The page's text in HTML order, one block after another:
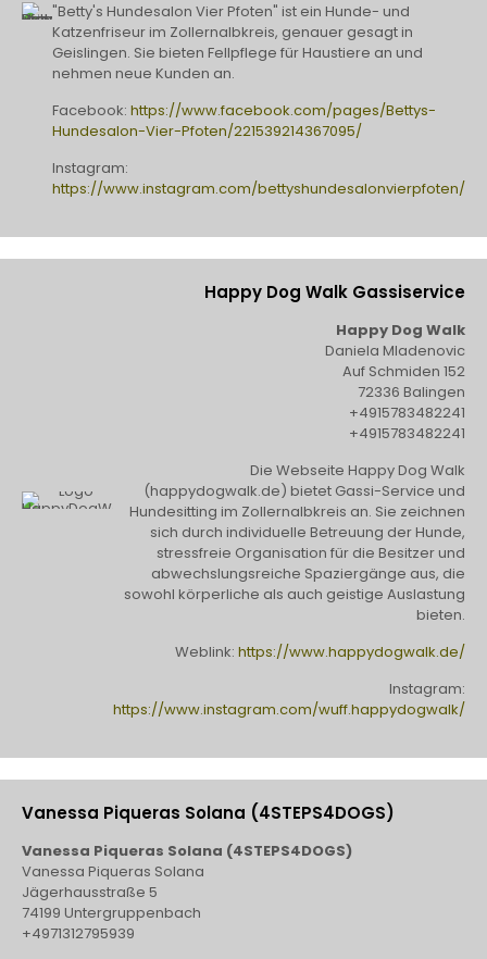
"Betty's Hundesalon Vier Pfoten" ist ein Hunde- und
Katzenfriseur im Zollernalbkreis, genauer gesagt in
Geislingen. Sie bieten Fellpflege für Haustiere an und
nehmen neue Kunden an.
Facebook: https://www.facebook.com/pages/Bettys-
Hundesalon-Vier-Pfoten/221539214367095/
Instagram:
https://www.instagram.com/bettyshundesalonvierpfoten/
Happy Dog Walk Gassiservice
Happy Dog Walk
Daniela Mladenovic
Auf Schmiden 152
72336 Balingen
+4915783482241
+4915783482241
Die Webseite Happy Dog Walk
(happydogwalk.de) bietet Gassi-Service und
Hundesitting im Zollernalbkreis an. Sie zeichnen
sich durch individuelle Betreuung der Hunde,
stressfreie Organisation für die Besitzer und
abwechslungsreiche Spaziergänge aus, die
sowohl körperliche als auch geistige Auslastung
bieten.
Weblink: https://www.happydogwalk.de/
Instagram:
https://www.instagram.com/wuff.happydogwalk/
Vanessa Piqueras Solana (4STEPS4DOGS)
Vanessa Piqueras Solana (4STEPS4DOGS)
Vanessa Piqueras Solana
Jägerhausstraße 5
74199 Untergruppenbach
+4971312795939